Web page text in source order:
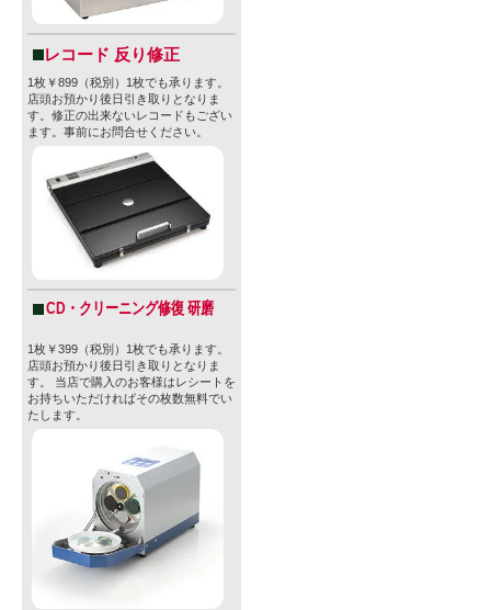
レコード 反り修正
1枚￥899（税別）1枚でも承ります。
店頭お預かり後日引き取りとなりま
す。修正の出来ないレコードもござい
ます。事前にお問合せください。
CD・クリーニング修復 研磨
1枚￥399（税別）1枚でも承ります。
店頭お預かり後日引き取りとなりま
す。 当店で購入のお客様はレシートを
お持ちいただければその枚数無料でい
たします。